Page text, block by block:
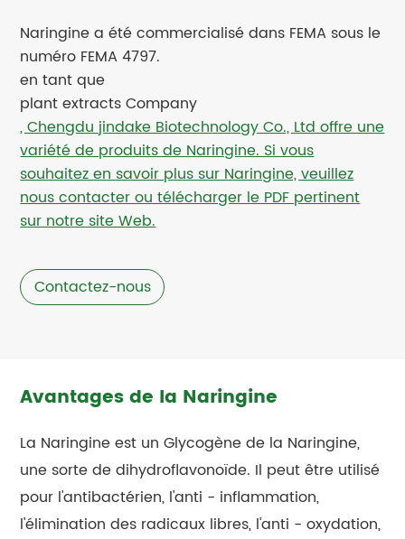
Naringine a été commercialisé dans FEMA sous le
numéro FEMA 4797.
en tant que
plant extracts Company
, Chengdu jindake Biotechnology Co., Ltd offre une
variété de produits de Naringine. Si vous
souhaitez en savoir plus sur Naringine, veuillez
nous contacter ou télécharger le PDF pertinent
sur notre site Web.
Contactez-nous
Avantages de la Naringine
La Naringine est un Glycogène de la Naringine,
une sorte de dihydroflavonoïde. Il peut être utilisé
pour l'antibactérien, l'anti - inflammation,
l'élimination des radicaux libres, l'anti - oxydation,